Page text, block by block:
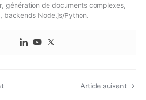
génération de documents complexes,
backends Node.js/Python.
Article suivant →